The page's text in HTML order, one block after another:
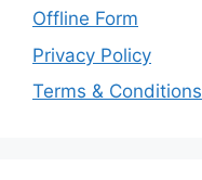
Offline Form
Privacy Policy
Terms & Conditions